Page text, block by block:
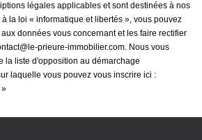
légales applicables et sont destinées à nos
la loi « informatique et libertés », vous pouvez
données vous concernant et les faire rectifier
prieure-immobilier.com. Nous vous
la liste d'opposition au démarchage
laquelle vous pouvez vous inscrire ici :
»